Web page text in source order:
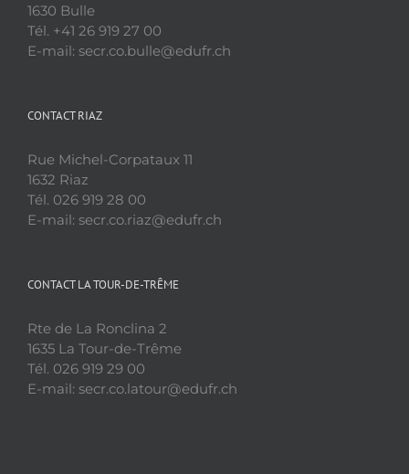
1630 Bulle
Tél. +41 26 919 27 00
E-mail: secr.co.bulle@edufr.ch
CONTACT RIAZ
Rue Michel-Corpataux 11
1632 Riaz
Tél. 026 919 28 00
E-mail: secr.co.riaz@edufr.ch
CONTACT LA TOUR-DE-TRÊME
Rte de La Ronclina 2
1635 La Tour-de-Trême
Tél. 026 919 29 00
E-mail: secr.co.latour@edufr.ch